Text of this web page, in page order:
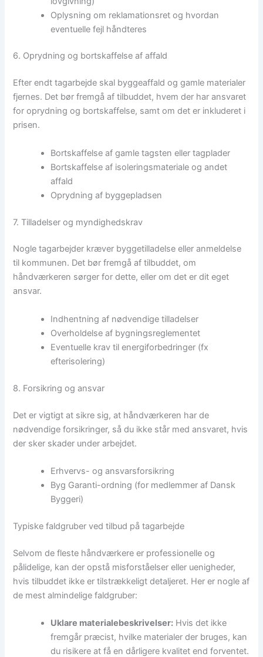
Oplysning om reklamationsret og hvordan
eventuelle fejl håndteres
6. Oprydning og bortskaffelse af affald
Efter endt tagarbejde skal byggeaffald og gamle materialer
fjernes. Det bør fremgå af tilbuddet, hvem der har ansvaret
for oprydning og bortskaffelse, samt om det er inkluderet i
prisen.
Bortskaffelse af gamle tagsten eller tagplader
Bortskaffelse af isoleringsmateriale og andet
affald
Oprydning af byggepladsen
7. Tilladelser og myndighedskrav
Nogle tagarbejder kræver byggetilladelse eller anmeldelse
til kommunen. Det bør fremgå af tilbuddet, om
håndværkeren sørger for dette, eller om det er dit eget
ansvar.
Indhentning af nødvendige tilladelser
Overholdelse af bygningsreglementet
Eventuelle krav til energiforbedringer (fx
efterisolering)
8. Forsikring og ansvar
Det er vigtigt at sikre sig, at håndværkeren har de
nødvendige forsikringer, så du ikke står med ansvaret, hvis
der sker skader under arbejdet.
Erhvervs- og ansvarsforsikring
Byg Garanti-ordning (for medlemmer af Dansk
Byggeri)
Typiske faldgruber ved tilbud på tagarbejde
Selvom de fleste håndværkere er professionelle og
pålidelige, kan der opstå misforståelser eller uenigheder,
hvis tilbuddet ikke er tilstrækkeligt detaljeret. Her er nogle af
de mest almindelige faldgruber:
Uklare materialebeskrivelser: Hvis det ikke
fremgår præcist, hvilke materialer der bruges, kan
du risikere at få en dårligere kvalitet end forventet.